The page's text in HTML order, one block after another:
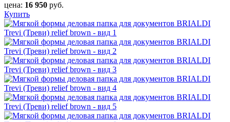
цена: 16 950 руб.
Купить